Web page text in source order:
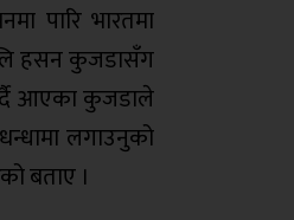
पारि भारतमा
हसन कुजडासँग
आएका कुजडाले
लगाउनुको
बताए ।